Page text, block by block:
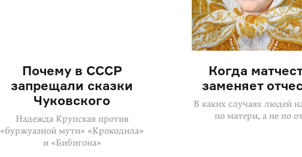
Почему в СССР
запрещали сказки
Чуковского
Надежда Крупская против
«буржуазной мути» «Крокодила»
и «Бибигона»
Когда
заменяет
В каких случаях людей
по матери, а не по